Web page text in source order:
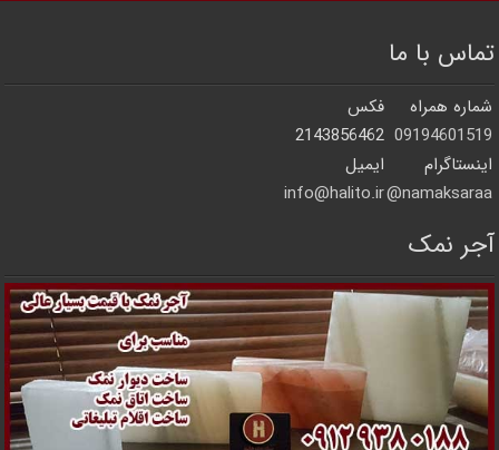
تماس با ما
شماره همراه
فکس
09194601519
2143856462
اینستاگرام
ایمیل
namaksaraa@
info@halito.ir
آجر نمک